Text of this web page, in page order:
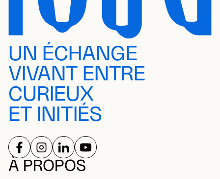
UN ÉCHANGE
VIVANT ENTRE
CURIEUX
ET INITIÉS
À PROPOS
RÉSEAUX SOCIAUX
SUIVEZ-NOUS SUR
SUIVEZ-NOUS SUR
SUIVEZ-NOUS SUR
SUIVEZ-NOUS SUR